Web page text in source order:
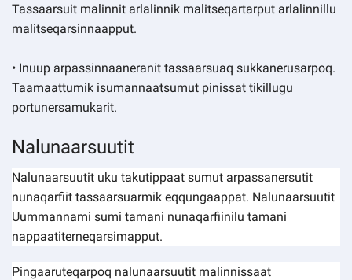
Tassaarsuit malinnit arlalinnik malitseqartarput arlalinnillu
malitseqarsinnaapput.
• Inuup arpassinnaaneranit tassaarsuaq sukkanerusarpoq.
Taamaattumik isumannaatsumut pinissat tikillugu
portunersamukarit.
Nalunaarsuutit
Nalunaarsuutit uku takutippaat sumut arpassanersutit
nunaqarfiit tassaarsuarmik eqqungaappat. Nalunaarsuutit
Uummannami sumi tamani nunaqarfiinilu tamani
nappaatiterneqarsimapput.
Pingaaruteqarpoq nalunaarsuutit malinnissaat